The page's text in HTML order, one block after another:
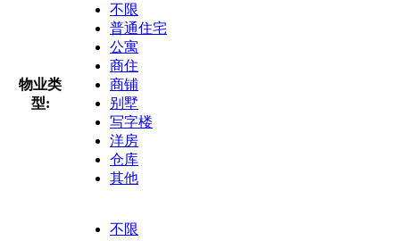
物业类
型:
不限
普通住宅
公寓
商住
商铺
别墅
写字楼
洋房
仓库
其他
不限